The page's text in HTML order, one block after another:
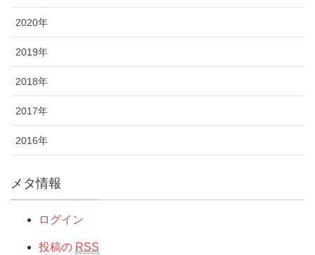
2020年
2019年
2018年
2017年
2016年
メタ情報
ログイン
投稿の RSS